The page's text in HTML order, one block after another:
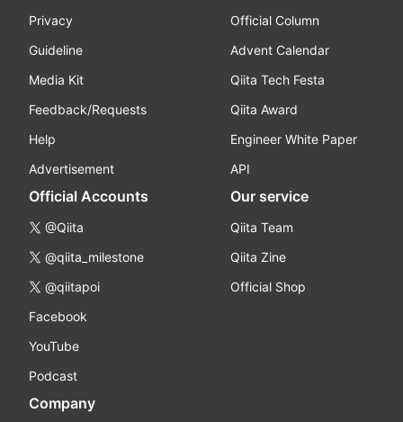
Privacy
Guideline
Media Kit
Feedback/Requests
Help
Advertisement
Official Column
Advent Calendar
Qiita Tech Festa
Qiita Award
Engineer White Paper
API
Official Accounts
@Qiita
@qiita_milestone
@qiitapoi
Facebook
YouTube
Podcast
Our service
Qiita Team
Qiita Zine
Official Shop
Company